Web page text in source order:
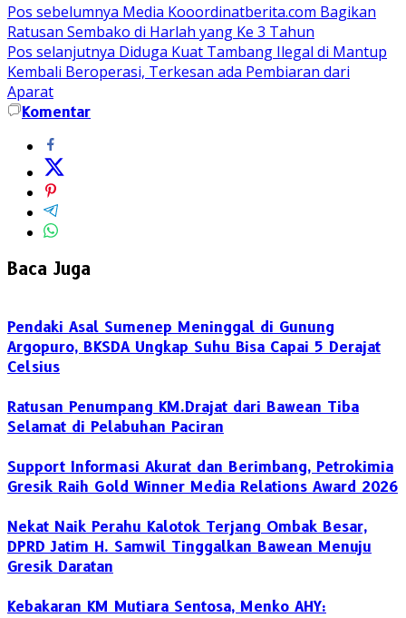
Pos sebelumnya Media Kooordinatberita.com Bagikan
Ratusan Sembako di Harlah yang Ke 3 Tahun
Pos selanjutnya Diduga Kuat Tambang Ilegal di Mantup
Kembali Beroperasi, Terkesan ada Pembiaran dari
Aparat
Komentar
Baca Juga
Pendaki Asal Sumenep Meninggal di Gunung
Argopuro, BKSDA Ungkap Suhu Bisa Capai 5 Derajat
Celsius
Ratusan Penumpang KM.Drajat dari Bawean Tiba
Selamat di Pelabuhan Paciran
Support Informasi Akurat dan Berimbang, Petrokimia
Gresik Raih Gold Winner Media Relations Award 2026
Nekat Naik Perahu Kalotok Terjang Ombak Besar,
DPRD Jatim H. Samwil Tinggalkan Bawean Menuju
Gresik Daratan
Kebakaran KM Mutiara Sentosa, Menko AHY: